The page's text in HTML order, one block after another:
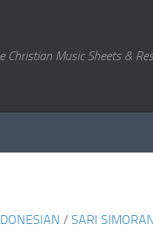
Christian Music Sheets &
/ SARI